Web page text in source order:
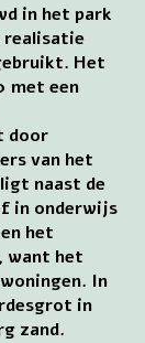
in het park
Het
met een
door
van het
naast de
in onderwijs
het
want het
In
in
zand.